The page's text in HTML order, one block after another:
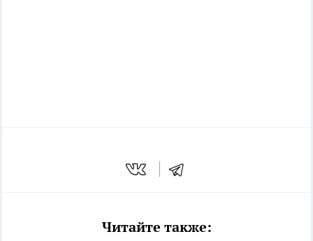
Читайте также: